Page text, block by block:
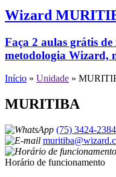
Wizard
Faça 2 aulas grátis
metodologia Wizard,
Início » Unidade »
MURITIBA
(75) 3424-2384
Horário de funcionamento